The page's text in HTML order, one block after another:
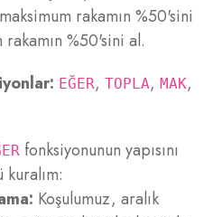
rakamın %50'sini
%50'sini al.
EĞER, TOPLA, MAK,
fonksiyonunun yapısını
Koşulumuz, aralık